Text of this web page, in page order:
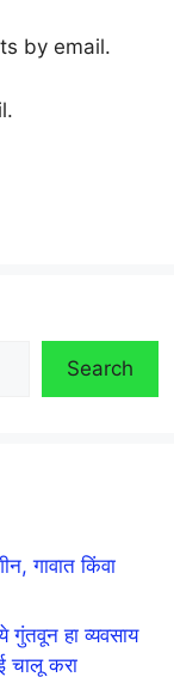
by email.
Search
गावात किंवा
हा व्यवसाय
चालू करा